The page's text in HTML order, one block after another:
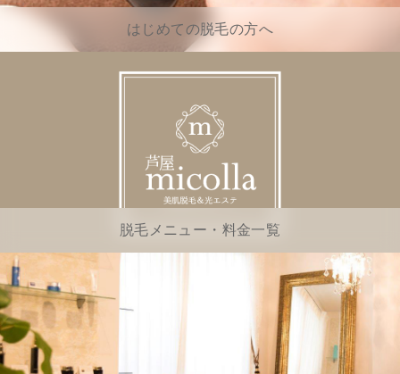
はじめての脱毛の方へ
脱毛メニュー・料金一覧